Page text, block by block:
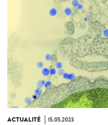
ACTUALITÉ 15.05.2023